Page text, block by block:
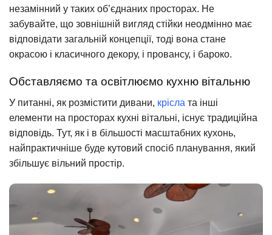
незамінний у таких об’єднаних просторах. Не
забувайте, що зовнішній вигляд стійки неодмінно має
відповідати загальній концепції, тоді вона стане
окрасою і класичного декору, і провансу, і бароко.
Обставляємо та освітлюємо кухню вітальню
У питанні, як розмістити дивани, крісла та інші
елементи на просторах кухні вітальні, існує традиційна
відповідь. Тут, як і в більшості масштабних кухонь,
найпрактичніше буде кутовий спосіб планування, який
збільшує вільний простір.